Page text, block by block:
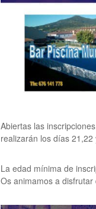
Abiertas las
realizarán los días
La edad mínima de
Os animamos a